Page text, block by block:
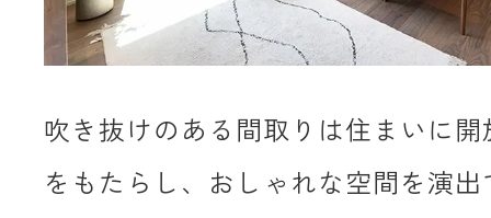
吹き抜けのある間取りは住まいに
をもたらし、おしゃれな空間を演